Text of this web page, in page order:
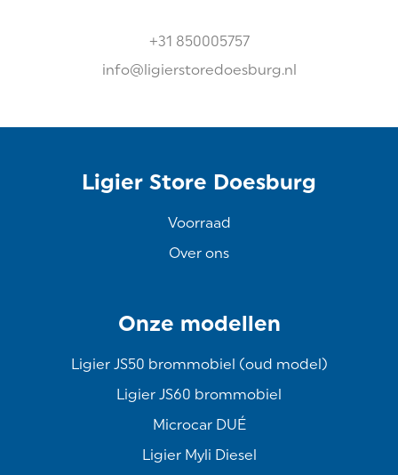
+31 850005757
info@ligierstoredoesburg.nl
Ligier Store Doesburg
Voorraad
Over ons
Onze modellen
Ligier JS50 brommobiel (oud model)
Ligier JS60 brommobiel
Microcar DUÉ
Ligier Myli Diesel